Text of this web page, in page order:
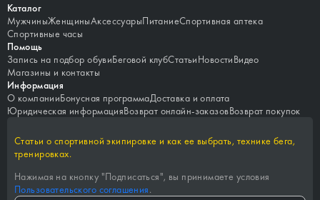
Каталог
МужчиныЖенщиныАксессуарыПитаниеСпортивная аптека
Спортивные часы
Помощь
Запись на подбор обувиБеговой клубСтатьиНовостиВидео
Магазины и контакты
Информация
О компанииБонусная программаДоставка и оплата
Юридическая информацияВозврат онлайн-заказовВозврат покупок
Статьи о спортивной экипировке и как ее выбрать, технике бега,
тренировках.
Нажимая на кнопку "Подписаться", вы принимаете условия
Пользовательского соглашения.